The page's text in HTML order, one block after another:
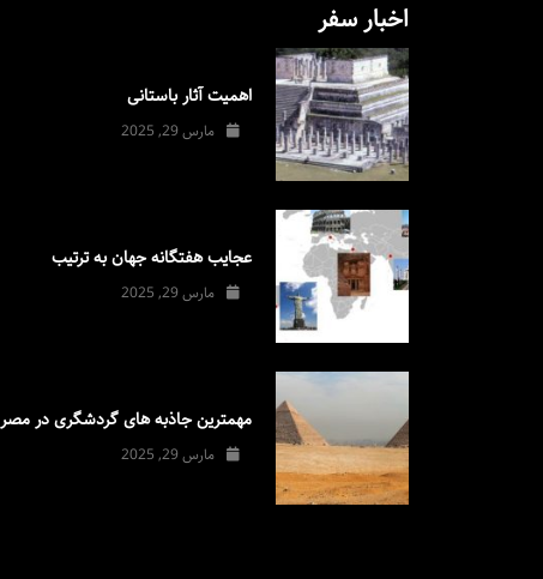
اخبار سفر
اهمیت آثار باستانی
مارس 29, 2025
عجایب هفتگانه جهان به ترتیب
مارس 29, 2025
مهمترین جاذبه های گردشگری در مصر
مارس 29, 2025